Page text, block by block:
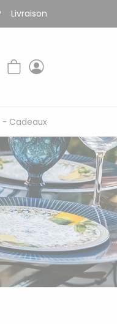
Livraison
- Cadeaux